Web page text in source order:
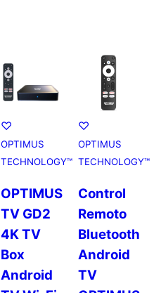
♡
OPTIMUS
TECHNOLOGY™
OPTIMUS
TV GD2
4K TV
Box
Android
♡
OPTIMUS
TECHNOLOGY™
Control
Remoto
Bluetooth
Android
TV